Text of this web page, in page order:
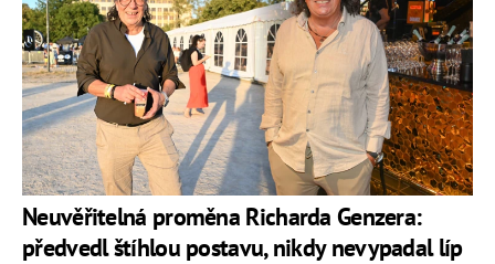
Neuvěřitelná proměna Richarda Genzera:
předvedl štíhlou postavu, nikdy nevypadal líp